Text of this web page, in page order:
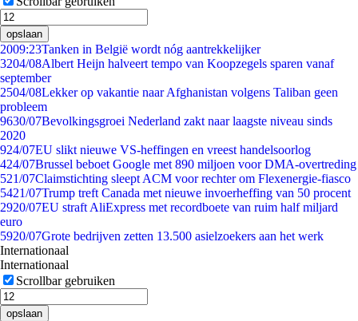
opslaan
2009:23Tanken in België wordt nóg aantrekkelijker
3204/08Albert Heijn halveert tempo van Koopzegels sparen vanaf
september
2504/08Lekker op vakantie naar Afghanistan volgens Taliban geen
probleem
9630/07Bevolkingsgroei Nederland zakt naar laagste niveau sinds
2020
924/07EU slikt nieuwe VS-heffingen en vreest handelsoorlog
424/07Brussel beboet Google met 890 miljoen voor DMA-overtreding
521/07Claimstichting sleept ACM voor rechter om Flexenergie-fiasco
5421/07Trump treft Canada met nieuwe invoerheffing van 50 procent
2920/07EU straft AliExpress met recordboete van ruim half miljard
euro
5920/07Grote bedrijven zetten 13.500 asielzoekers aan het werk
Internationaal
Internationaal
Scrollbar gebruiken
opslaan